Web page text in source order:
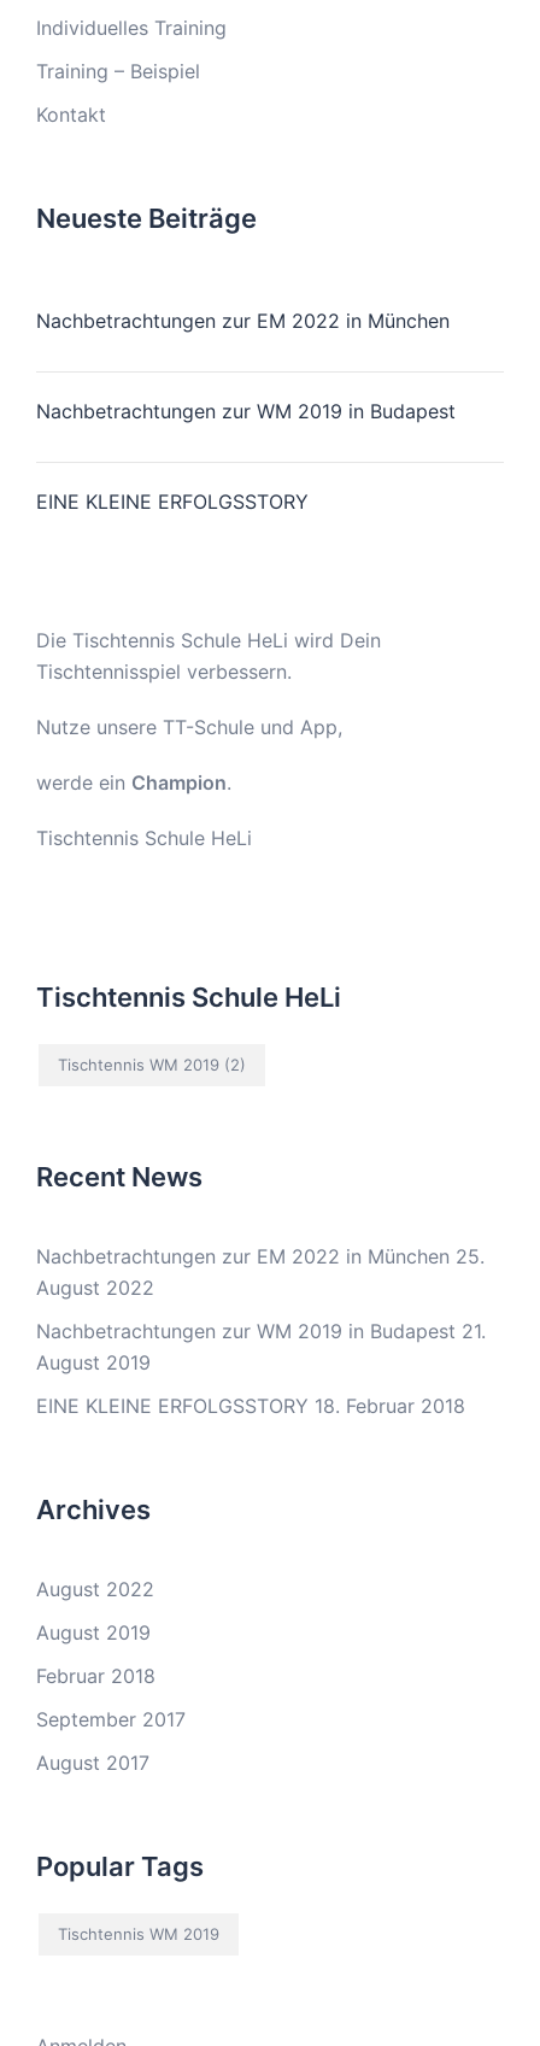
Individuelles Training
Training – Beispiel
Kontakt
Neueste Beiträge
Nachbetrachtungen zur EM 2022 in München
Nachbetrachtungen zur WM 2019 in Budapest
EINE KLEINE ERFOLGSSTORY
Die Tischtennis Schule HeLi wird Dein
Tischtennisspiel verbessern.
Nutze unsere TT-Schule und App,
werde ein Champion.
Tischtennis Schule HeLi
Tischtennis Schule HeLi
Tischtennis WM 2019 (2)
Recent News
Nachbetrachtungen zur EM 2022 in München 25.
August 2022
Nachbetrachtungen zur WM 2019 in Budapest 21.
August 2019
EINE KLEINE ERFOLGSSTORY 18. Februar 2018
Archives
August 2022
August 2019
Februar 2018
September 2017
August 2017
Popular Tags
Tischtennis WM 2019